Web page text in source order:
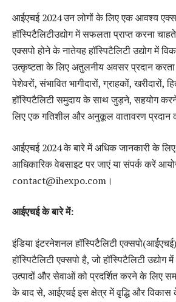
आईएचई 2024 उन लोगों के लिए एक आवश्य
हॉस्पिटैलिटीउद्योग में सफलता प्राप्त करना
एक्सपो होने के नातेयह हॉस्पिटैलिटी उद्योग में
उत्कृष्टता के लिए अतुलनीय अवसर प्रदान
पेशेवरों, संभावित भागीदारों, ग्राहकों, खरीदारों,
हॉस्पिटैलिटी समुदाय के साथ जुड़ने, सहयोग
लिए एक गतिशील और अनुकूल वातावरण प्रदान
आईएचई 2024 के बारे में अधिक जानकारी के
आधिकारिक वेबसाइट पर जाएं या संपर्क करें
contact@ihexpo.com।
आईएचई के बारे में:
इंडिया इंटरनेशनल हॉस्पिटैलिटी
हॉस्पिटैलिटी एक्सपो है, जो हॉस्पिटैलिटी उद्योग
उत्पादों और सेवाओं को प्रदर्शित करने के लिए
के बाद से, आईएचई इस क्षेत्र में वृद्धि और विकास